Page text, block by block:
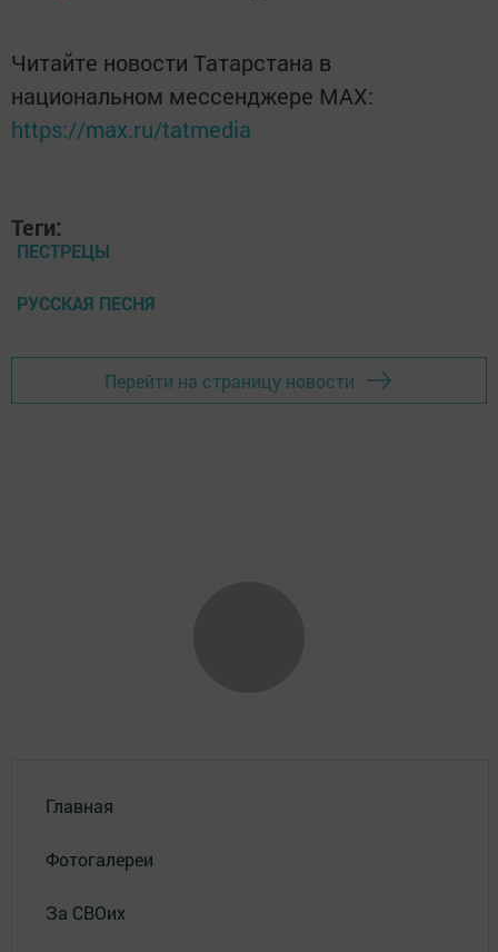
Читайте новости Татарстана в
национальном мессенджере MАХ:
https://max.ru/tatmedia
Теги:
ПЕСТРЕЦЫ
РУССКАЯ ПЕСНЯ
Перейти на страницу новости
Главная
Фотогалереи
За СВОих